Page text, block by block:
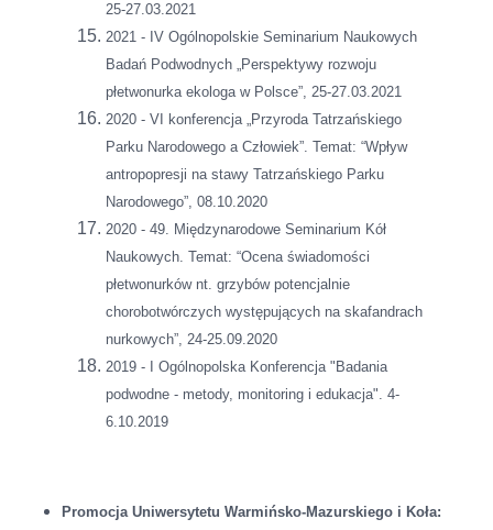
25-27.03.2021
2021 - IV Ogólnopolskie Seminarium Naukowych
Badań Podwodnych „Perspektywy rozwoju
płetwonurka ekologa w Polsce”, 25-27.03.2021
2020 - VI konferencja „Przyroda Tatrzańskiego
Parku Narodowego a Człowiek”. Temat: “Wpływ
antropopresji na stawy Tatrzańskiego Parku
Narodowego”, 08.10.2020
2020 - 49. Międzynarodowe Seminarium Kół
Naukowych. Temat: “Ocena świadomości
płetwonurków nt. grzybów potencjalnie
chorobotwórczych występujących na skafandrach
nurkowych”, 24-25.09.2020
2019 - I Ogólnopolska Konferencja "Badania
podwodne - metody, monitoring i edukacja". 4-
6.10.2019
Promocja Uniwersytetu Warmińsko-Mazurskiego i Koła: